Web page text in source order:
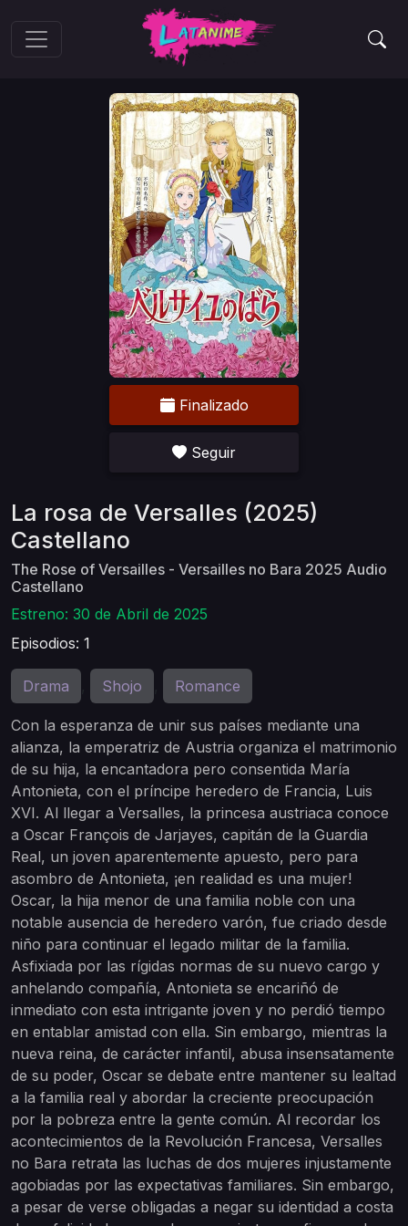
Finalizado
Seguir
La rosa de Versalles (2025)
Castellano
The Rose of Versailles - Versailles no Bara 2025 Audio
Castellano
Estreno: 30 de Abril de 2025
Episodios: 1
Drama Shojo Romance
Con la esperanza de unir sus países mediante una
alianza, la emperatriz de Austria organiza el matrimonio
de su hija, la encantadora pero consentida María
Antonieta, con el príncipe heredero de Francia, Luis
XVI. Al llegar a Versalles, la princesa austriaca conoce
a Oscar François de Jarjayes, capitán de la Guardia
Real, un joven aparentemente apuesto, pero para
asombro de Antonieta, ¡en realidad es una mujer!
Oscar, la hija menor de una familia noble con una
notable ausencia de heredero varón, fue criado desde
niño para continuar el legado militar de la familia.
Asfixiada por las rígidas normas de su nuevo cargo y
anhelando compañía, Antonieta se encariñó de
inmediato con esta intrigante joven y no perdió tiempo
en entablar amistad con ella. Sin embargo, mientras la
nueva reina, de carácter infantil, abusa insensatamente
de su poder, Oscar se debate entre mantener su lealtad
a la familia real y abordar la creciente preocupación
por la pobreza entre la gente común. Al recordar los
acontecimientos de la Revolución Francesa, Versalles
no Bara retrata las luchas de dos mujeres injustamente
agobiadas por las expectativas familiares. Sin embargo,
a pesar de verse obligadas a negar su identidad a costa